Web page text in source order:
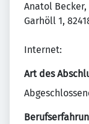
Anatol
Garhöll 1,
Internet:
Art des